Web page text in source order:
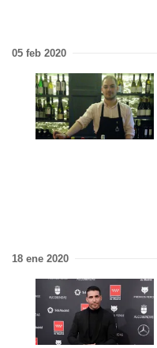
05 feb 2020
18 ene 2020